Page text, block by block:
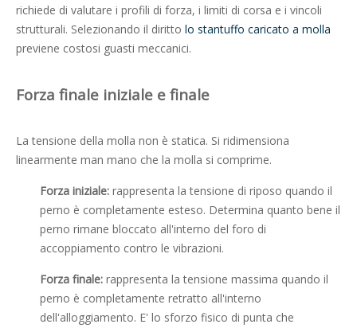
richiede di valutare i profili di forza, i limiti di corsa e i vincoli
strutturali. Selezionando il diritto lo stantuffo caricato a molla
previene costosi guasti meccanici.
Forza finale iniziale e finale
La tensione della molla non è statica. Si ridimensiona
linearmente man mano che la molla si comprime.
Forza iniziale: rappresenta la tensione di riposo quando il
perno è completamente esteso. Determina quanto bene il
perno rimane bloccato all'interno del foro di
accoppiamento contro le vibrazioni.
Forza finale: rappresenta la tensione massima quando il
perno è completamente retratto all'interno
dell'alloggiamento. E' lo sforzo fisico di punta che